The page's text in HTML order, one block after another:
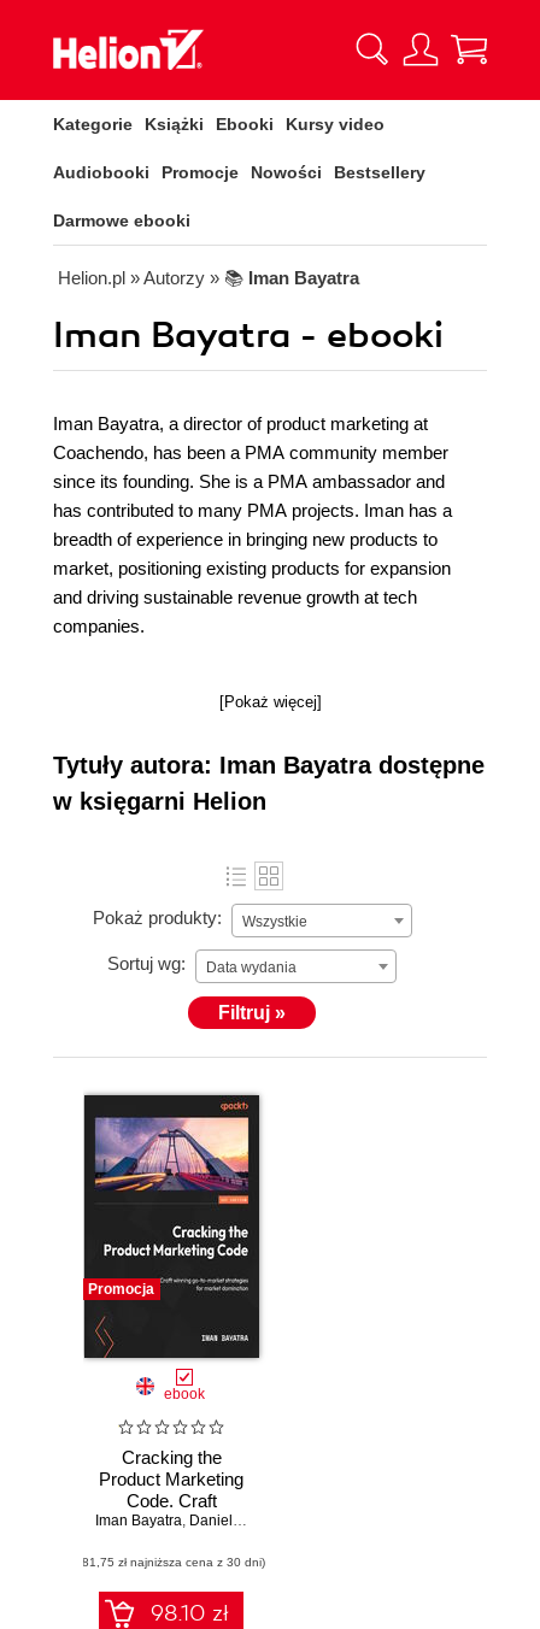
Kategorie Książki Ebooki Kursy video
Audiobooki Promocje Nowości Bestsellery
Darmowe ebooki
Helion.pl » Autorzy » 📚 Iman Bayatra
Iman Bayatra - ebooki
Iman Bayatra, a director of product marketing at
Coachendo, has been a PMA community member
since its founding. She is a PMA ambassador and
has contributed to many PMA projects. Iman has a
breadth of experience in bringing new products to
market, positioning existing products for expansion
and driving sustainable revenue growth at tech
companies.
[Pokaż więcej]
Tytuły autora: Iman Bayatra dostępne
w księgarni Helion
Pokaż produkty: Wszystkie
Sortuj wg: Data wydania
Filtruj »
Promocja
ebook
Cracking the
Product Marketing
Code. Craft
winning go-to-
for market
domination
Iman Bayatra, Daniel Kuperman
(81,75 zł najniższa cena z 30 dni)
98.10 zł